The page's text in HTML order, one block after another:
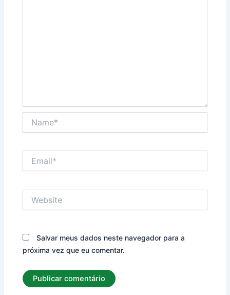
Salvar meus dados neste navegador para a
próxima vez que eu comentar.